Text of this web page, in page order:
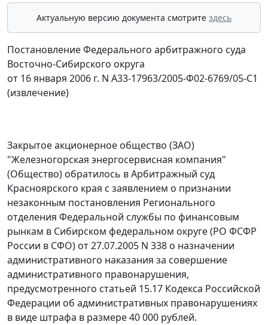
Актуальную версию документа смотрите здесь
Постановление Федерального арбитражного суда
Восточно-Сибирского округа
от 16 января 2006 г. N А33-17963/2005-Ф02-6769/05-С1
(извлечение)
Закрытое акционерное общество (ЗАО)
"Железногорская энергосервисная компания"
(Общество) обратилось в Арбитражный суд
Красноярского края с заявлением о признании
незаконным постановления Регионального
отделения Федеральной службы по финансовым
рынкам в Сибирском федеральном округе (РО ФСФР
России в СФО) от 27.07.2005 N 338 о назначении
административного наказания за совершение
административного правонарушения,
предусмотренного статьей 15.17 Кодекса Российской
Федерации об административных правонарушениях
в виде штрафа в размере 40 000 рублей.